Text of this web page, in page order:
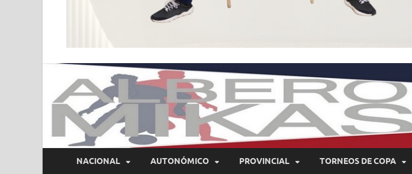
NACIONAL AUTONÓMICO PROVINCIAL TORNEOS DE COPA